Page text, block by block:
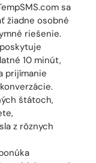
sa
žiadne osobné
riešenie.
10 minút,
prijímanie
štátoch,
z rôznych